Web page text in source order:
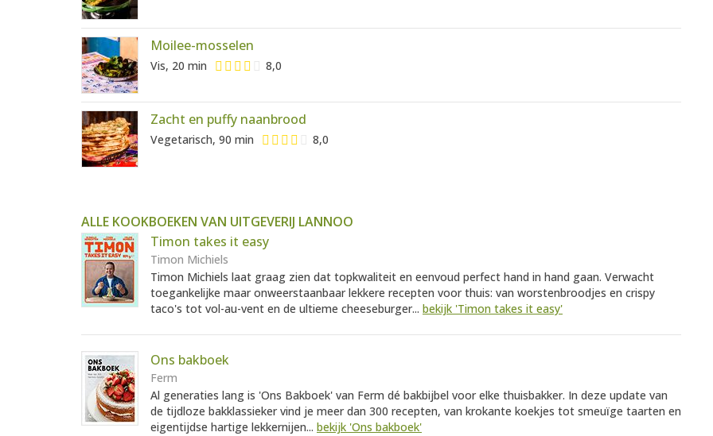
Moilee-mosselen
Vis, 20 min 8,0
Zacht en puffy naanbrood
Vegetarisch, 90 min 8,0
ALLE KOOKBOEKEN VAN UITGEVERIJ LANNOO
Timon takes it easy
Timon Michiels
Timon Michiels laat graag zien dat topkwaliteit en eenvoud perfect hand in hand gaan. Verwacht
toegankelijke maar onweerstaanbaar lekkere recepten voor thuis: van worstenbroodjes en crispy
taco's tot vol-au-vent en de ultieme cheeseburger... bekijk 'Timon takes it easy'
Ons bakboek
Ferm
Al generaties lang is 'Ons Bakboek' van Ferm dé bakbijbel voor elke thuisbakker. In deze update van
de tijdloze bakklassieker vind je meer dan 300 recepten, van krokante koekjes tot smeuïge taarten en
eigentijdse hartige lekkernijen... bekijk 'Ons bakboek'